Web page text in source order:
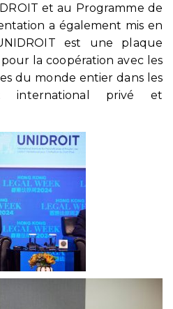
et au Programme de
a également mis en
est une plaque
la coopération avec les
du monde entier dans les
international privé et